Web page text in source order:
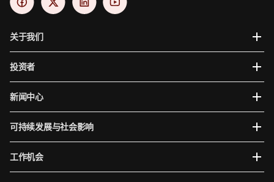
关于我们
投资者
新闻中心
可持续发展与社会影响
工作机会